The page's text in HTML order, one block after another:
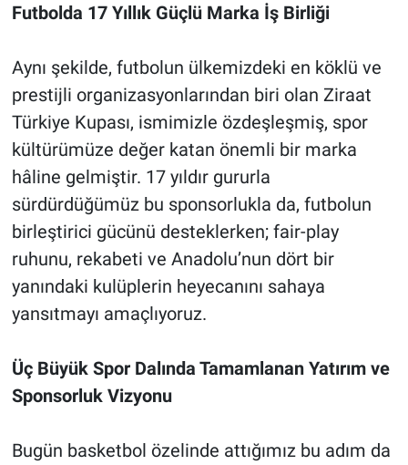
Futbolda 17 Yıllık Güçlü Marka İş Birliği
Aynı şekilde, futbolun ülkemizdeki en köklü ve
prestijli organizasyonlarından biri olan Ziraat
Türkiye Kupası, ismimizle özdeşleşmiş, spor
kültürümüze değer katan önemli bir marka
hâline gelmiştir. 17 yıldır gururla
sürdürdüğümüz bu sponsorlukla da, futbolun
birleştirici gücünü desteklerken; fair-play
ruhunu, rekabeti ve Anadolu’nun dört bir
yanındaki kulüplerin heyecanını sahaya
yansıtmayı amaçlıyoruz.
Üç Büyük Spor Dalında Tamamlanan Yatırım ve
Sponsorluk Vizyonu
Bugün basketbol özelinde attığımız bu adım da